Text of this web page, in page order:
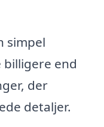
simpel
end
der
detaljer.